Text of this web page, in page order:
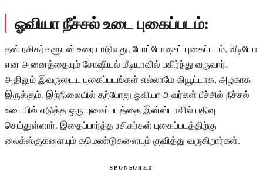
ஓவியா நீச்சல் உடை புகைப்படம்:
தன் ரசிகர்களுடன் உரையாடுவது, போட்டோஷுட் புகைப்படம், வீடியோ
என அனைத்தையும் சோஷியல் மீடியாவில் பகிர்ந்து வருவார்.
அதிலும் இவருடைய புகைப்படங்கள் எல்லாமே கியூட்டாக, அழகாக
இருக்கும். இந்நிலையில் தற்போது ஓவியா அவர்கள் பீச்சில் நீச்சல்
உடையில் எடுத்த ஒரு புகைப்படத்தை இன்ஸ்டாவில் பதிவு
செய்துள்ளார். இதைப்பார்த்த ரசிகர்கள் புகைப்படத்திற்கு
லைக்ஸ்குகளையும் கமெண்டுகளையும் குவித்து வருகிறார்கள்.